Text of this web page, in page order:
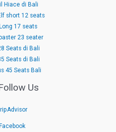
Hiace di Bali
short 12 seats
17 seats
23 seater
Seats di Bali
Seats di Bali
45 Seats Bali
Us
Facebook